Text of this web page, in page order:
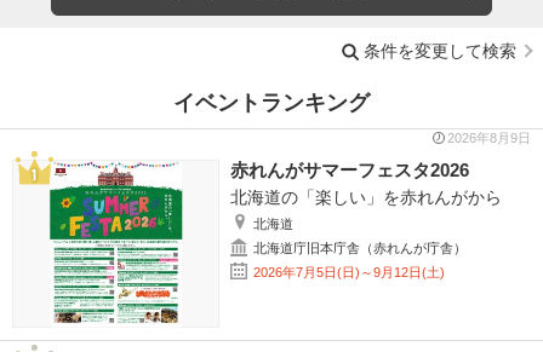
条件を変更して検索
イベントランキング
2026年8月9日
赤れんがサマーフェスタ2026
北海道の「楽しい」を赤れんがから
北海道
北海道庁旧本庁舎（赤れんが庁舎）
2026年7月5日(日)～9月12日(土)